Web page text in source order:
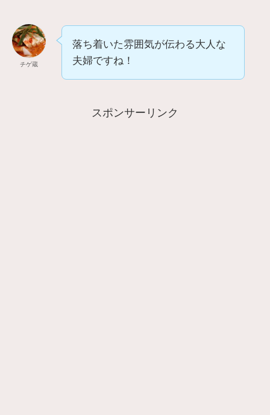
チゲ蔵
落ち着いた雰囲気が伝わる大人な
夫婦ですね！
スポンサーリンク